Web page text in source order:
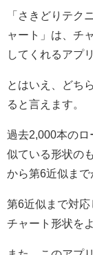
「さきどりテク
ャート」は、チ
してくれるアプ
とはいえ、どち
ると言えます。
過去2,000本のロ
似ている形状の
から第6近似まで
第6近似まで対
チャート形状を